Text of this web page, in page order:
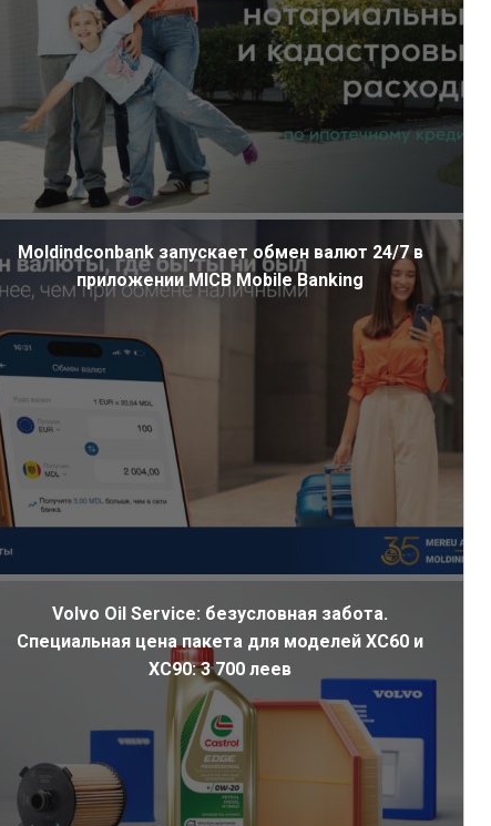
Moldindconbank запускает обмен валют 24/7 в
приложении MICB Mobile Banking
Volvo Oil Service: безусловная забота.
Специальная цена пакета для моделей XC60 и
XC90: 3 700 леев